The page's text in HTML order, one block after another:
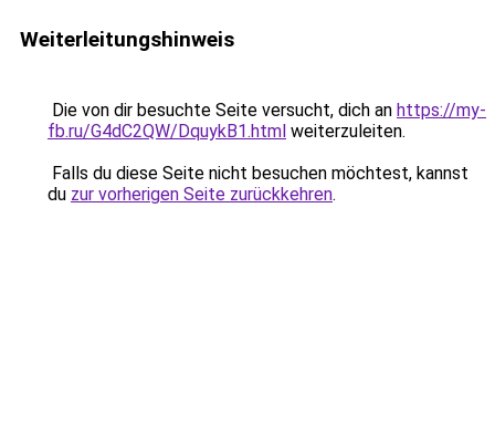
Weiterleitungshinweis
Die von dir besuchte Seite versucht, dich an https://my-
fb.ru/G4dC2QW/DquykB1.html weiterzuleiten.
Falls du diese Seite nicht besuchen möchtest, kannst
du zur vorherigen Seite zurückkehren.